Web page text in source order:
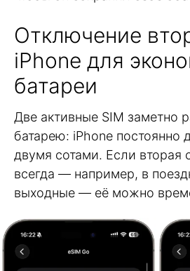
Отключение
iPhone для
батареи
Две активные SIM заметно
батарею: iPhone постоянно
двумя сотами. Если вторая
всегда — например, в
выходные — её можно